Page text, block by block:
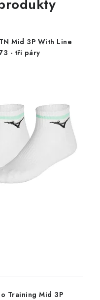
Mid 3P With Line
- tři páry
Training Mid 3P